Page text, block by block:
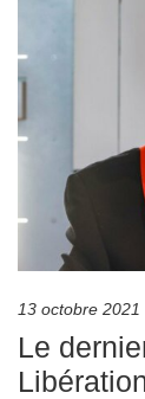
13 octobre 2021
Le